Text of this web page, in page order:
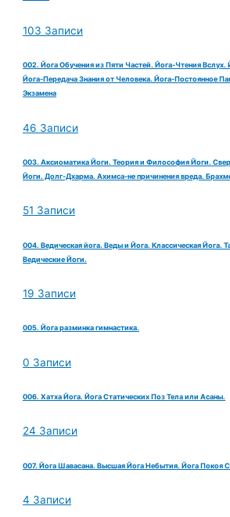
103 Записи
002. Йога Обучения из Пяти Частей. Йога-Чтения Вслух.
Йога-Передача Знания от Человека. Йога-Постоянное
Экзамена
46 Записи
003. Аксиоматика Йоги. Теория и Философия Йоги.
Йоги. Долг-Дхарма. Ахимса-не причинения вреда.
51 Записи
004. Ведическая йога. Веды и Йога. Классическая Йога.
Ведические Йоги.
19 Записи
005. Йога разминка гимнастика.
0 Записи
006. Хатха Йога. Йога Статических Поз Тела или Асаны.
24 Записи
007. Йога Шавасана. Высшая Йога Небытия. Йога Покоя
4 Записи